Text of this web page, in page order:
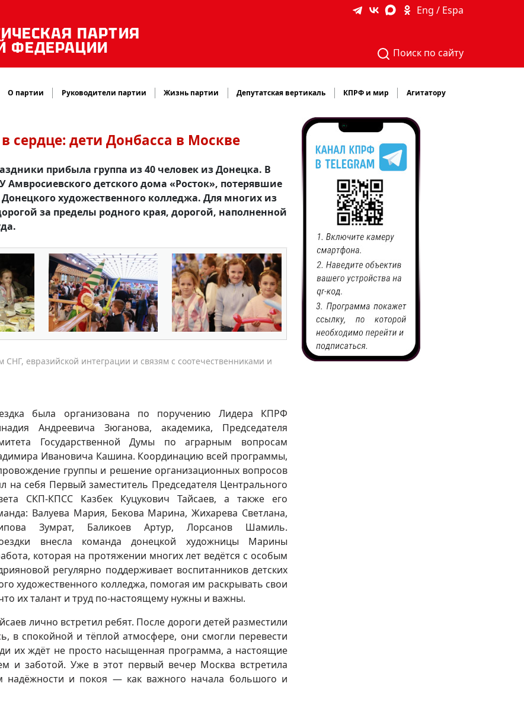
ПАРТИЯ
ФЕДЕРАЦИИ
Eng / Espa
Поиск по сайту
О партии Руководители партии Жизнь партии Депутатская вертикаль КПРФ и мир Агитатору
сердце: дети Донбасса в Москве
прибыла группа из 40 человек из Донецка. В
детского дома «Росток», потерявшие
художественного колледжа. Для многих из
за пределы родного края, дорогой, наполненной
евразийской интеграции и связям с соотечественниками и
была организована по поручению Лидера КПРФ
Андреевича Зюганова, академика, Председателя
Государственной Думы по аграрным вопросам
Ивановича Кашина. Координацию всей программы,
группы и решение организационных вопросов
на себя Первый заместитель Председателя Центрального
СКП-КПСС Казбек Куцукович Тайсаев, а также его
Валуева Мария, Бекова Марина, Жихарева Светлана,
Зумрат, Баликоев Артур, Лорсанов Шамиль.
внесла команда донецкой художницы Марины
которая на протяжении многих лет ведётся с особым
регулярно поддерживает воспитанников детских
художественного колледжа, помогая им раскрывать свои
их талант и труд по-настоящему нужны и важны.
лично встретил ребят. После дороги детей разместили
в спокойной и тёплой атмосфере, они смогли перевести
их ждёт не просто насыщенная программа, а настоящие
и заботой. Уже в этот первый вечер Москва встретила
и покоя — как важного начала большого и